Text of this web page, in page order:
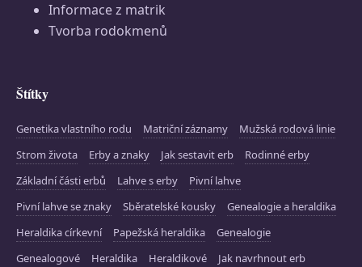
Informace z matrik
Tvorba rodokmenů
Štítky
Genetika vlastního rodu Matriční záznamy
Mužská rodová linie
Strom života
Erby a znaky Jak sestavit erb
Rodinné erby
Základní části erbů
Lahve s erby
Pivní lahve
Pivní lahve se znaky
Sběratelské kousky
Genealogie a heraldika
Heraldika církevní
Papežská heraldika
Genealogie
Genealogové
Heraldika Heraldikové Jak navrhnout erb